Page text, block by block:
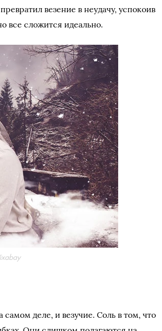
везение в неудачу, успокоив
все сложится идеально.
деле, и везучие. Соль в том, что